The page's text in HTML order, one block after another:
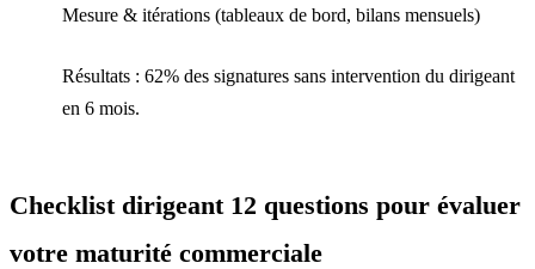
Mesure & itérations (tableaux de bord, bilans mensuels)
Résultats : 62% des signatures sans intervention du dirigeant
en 6 mois.
Checklist dirigeant 12 questions pour évaluer
votre maturité commerciale